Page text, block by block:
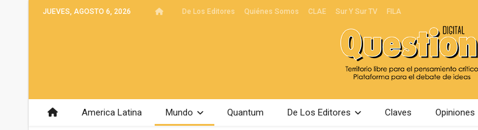
JUEVES, AGOSTO 6, 2026 De Los Editores Quiénes Somos CLAE Sur Y Sur TV FILA
America Latina Mundo Quantum De Los Editores Claves Opiniones